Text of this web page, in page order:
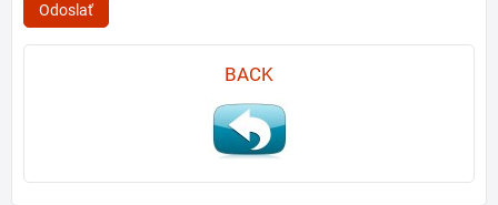
Odoslať
BACK